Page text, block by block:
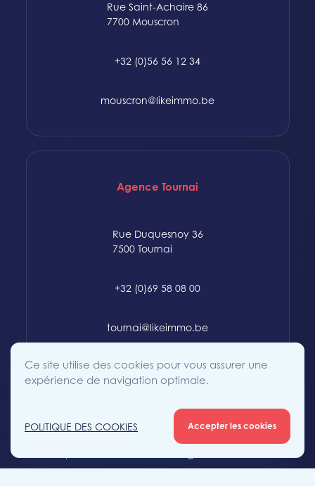
Rue Saint-Achaire 86
7700 Mouscron
+32 (0)56 56 12 34
mouscron@likeimmo.be
Agence Tournai
Rue Duquesnoy 36
7500 Tournai
+32 (0)69 58 08 00
tournai@likeimmo.be
© 2015-2024 Likeimmo. All rights reserved.
Ce site utilise des cookies pour vous assurer une
expérience de navigation optimale.
POLITIQUE DES COOKIES Accepter les cookies